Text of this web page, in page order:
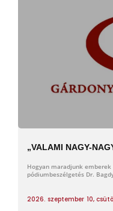
„VALAMI NAGY-
Hogyan maradjunk
pódiumbeszélgetés Dr.
2026. szeptember 10,